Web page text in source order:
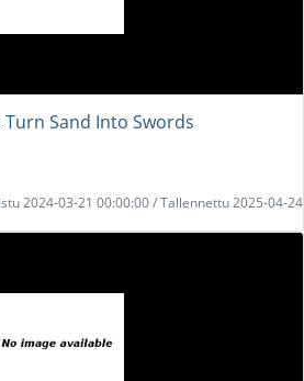
Sand Into Swords
2024-03-21 00:00:00 / Tallennettu 2025-04-24